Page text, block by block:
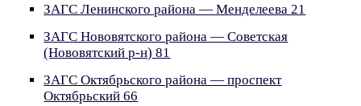
ЗАГС Ленинского района — Менделеева 21
ЗАГС Нововятского района — Советская
(Нововятский р-н) 81
ЗАГС Октябрьского района — проспект
Октябрьский 66